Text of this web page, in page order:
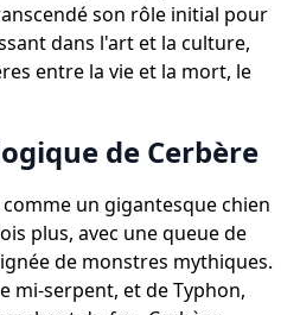
son rôle initial pour
dans l'art et la culture,
entre la vie et la mort, le
de Cerbère
un gigantesque chien
plus, avec une queue de
de monstres mythiques.
mi-serpent, et de Typhon,